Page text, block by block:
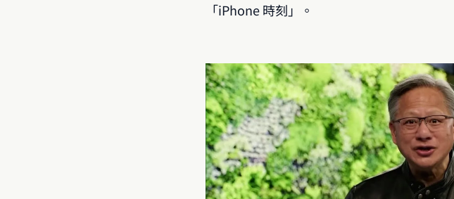
「iPhone 時刻」。